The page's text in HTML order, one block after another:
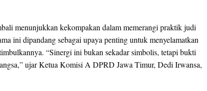
menunjukkan kekompakan dalam memerangi praktik judi
ini dipandang sebagai upaya penting untuk menyelamatkan
“Sinergi ini bukan sekadar simbolis, tetapi bukti
ujar Ketua Komisi A DPRD Jawa Timur, Dedi Irwansa,